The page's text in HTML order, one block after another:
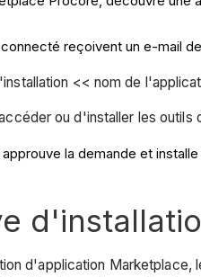
reçoivent un e-mail de
<< nom de
ou d'installer les
la demande et
d'application